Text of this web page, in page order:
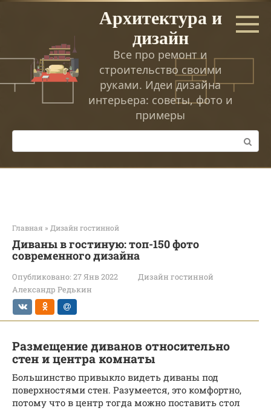
Перейти
Архитектура и
дизайн
Все про ремонт и
строительство своими
руками. Идеи дизайна
интерьера: советы, фото и
примеры
Поиск:
Главная » Дизайн гостинной
Диваны в гостиную: топ-150 фото
современного дизайна
Опубликовано: 27 Янв 2022
Дизайн гостинной
Александр Редькин
Размещение диванов относительно
стен и центра комнаты
Большинство привыкло видеть диваны под
поверхностями стен. Разумеется, это комфортно,
потому что в центр тогда можно поставить стол